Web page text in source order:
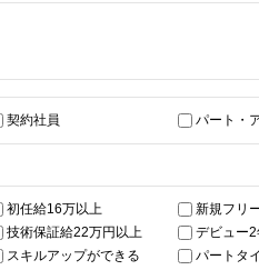
契約社員 パート・
初任給16万以上
新規フリ
技術保証給22万円以上
デビュー
スキルアップができる
パートタ